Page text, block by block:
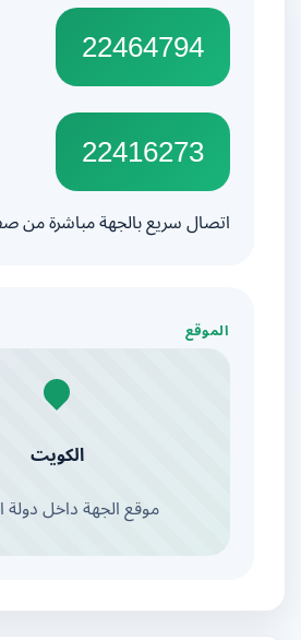
22464794
22416273
اتصال سريع بالجهة مباشرة من صفحة
الموقع
الكويت
موقع الجهة داخل دولة